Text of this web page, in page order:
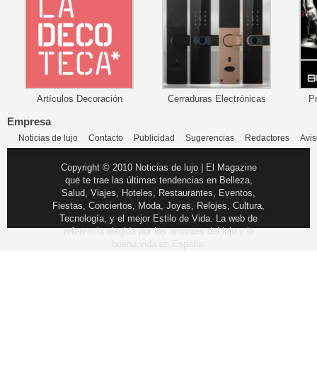
Artículos Decoración Cerraduras Electrónicas
Empresa
Noticias de lujo Contacto Publicidad Sugerencias Redactores
Copyright © 2010 Noticias de lujo | El Magazine
que te trae las últimas tendencias en Belleza,
Salud, Viajes, Hoteles, Restaurantes, Eventos,
Fiestas, Conciertos, Moda, Joyas, Relojes, Cultura,
Tecnología, y el mejor Estilo de Vida. La web de
referencia elegida por los amantes del lujo y la